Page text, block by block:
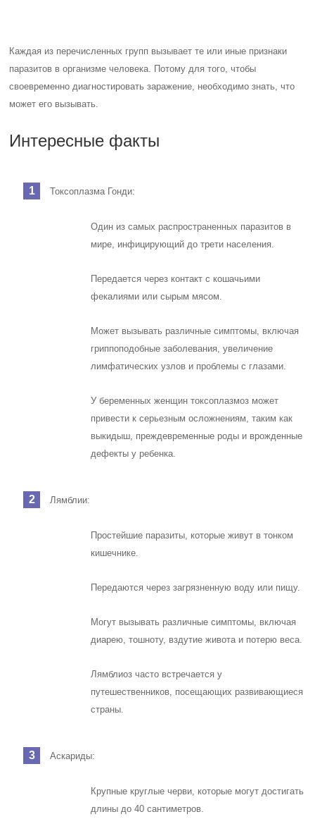
Каждая из перечисленных групп вызывает те или иные признаки
паразитов в организме человека. Потому для того, чтобы
своевременно диагностировать заражение, необходимо знать, что
может его вызывать.
Интересные факты
Токсоплазма Гонди:
Один из самых распространенных паразитов в
мире, инфицирующий до трети населения.
Передается через контакт с кошачьими
фекалиями или сырым мясом.
Может вызывать различные симптомы, включая
гриппоподобные заболевания, увеличение
лимфатических узлов и проблемы с глазами.
У беременных женщин токсоплазмоз может
привести к серьезным осложнениям, таким как
выкидыш, преждевременные роды и врожденные
дефекты у ребенка.
Лямблии:
Простейшие паразиты, которые живут в тонком
кишечнике.
Передаются через загрязненную воду или пищу.
Могут вызывать различные симптомы, включая
диарею, тошноту, вздутие живота и потерю веса.
Лямблиоз часто встречается у
путешественников, посещающих развивающиеся
страны.
Аскариды:
Крупные круглые черви, которые могут достигать
длины до 40 сантиметров.